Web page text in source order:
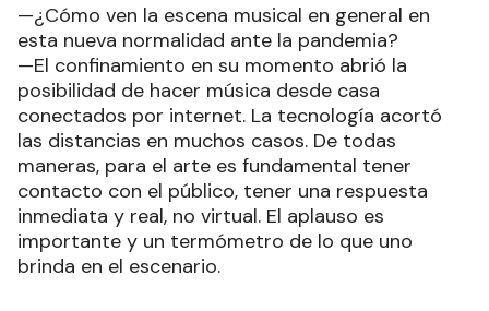
—¿Cómo ven la escena musical en general en
esta nueva normalidad ante la pandemia?
—El confinamiento en su momento abrió la
posibilidad de hacer música desde casa
conectados por internet. La tecnología acortó
las distancias en muchos casos. De todas
maneras, para el arte es fundamental tener
contacto con el público, tener una respuesta
inmediata y real, no virtual. El aplauso es
importante y un termómetro de lo que uno
brinda en el escenario.